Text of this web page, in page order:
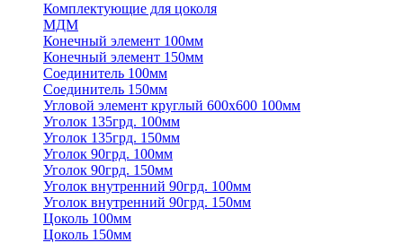
Комплектующие для цоколя
МДМ
Конечный элемент 100мм
Конечный элемент 150мм
Соединитель 100мм
Соединитель 150мм
Угловой элемент круглый 600х600 100мм
Уголок 135грд. 100мм
Уголок 135грд. 150мм
Уголок 90грд. 100мм
Уголок 90грд. 150мм
Уголок внутренний 90грд. 100мм
Уголок внутренний 90грд. 150мм
Цоколь 100мм
Цоколь 150мм